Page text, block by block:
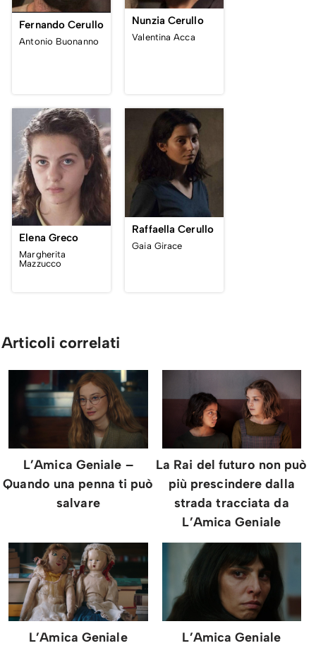
Fernando Cerullo
Antonio Buonanno
Nunzia Cerullo
Valentina Acca
Elena Greco
Margherita
Mazzucco
Raffaella Cerullo
Gaia Girace
Articoli correlati
L’Amica Geniale –
Quando una penna ti può
salvare
La Rai del futuro non può
più prescindere dalla
strada tracciata da
L’Amica Geniale
L’Amica Geniale L’Amica Geniale